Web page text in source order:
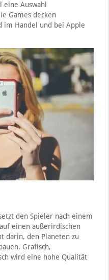
Auswahl
Games decken
im Handel und bei Apple
den Spieler nach einem
einen außerirdischen
darin, den Planeten zu
Grafisch,
wird eine hohe Qualität